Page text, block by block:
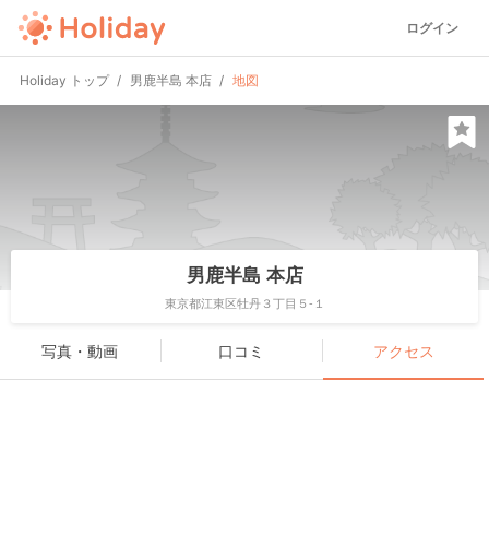
ログイン
Holiday トップ 男鹿半島 本店 地図
男鹿半島 本店
東京都江東区牡丹３丁目５-１
写真・動画 口コミ アクセス